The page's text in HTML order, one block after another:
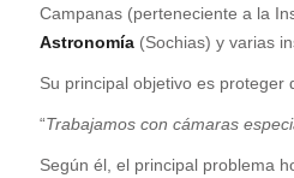
Campanas (perteneciente a la
Astronomía (Sochias) y varias
Su principal objetivo es proteger
“Trabajamos con cámaras
Según él, el principal problema